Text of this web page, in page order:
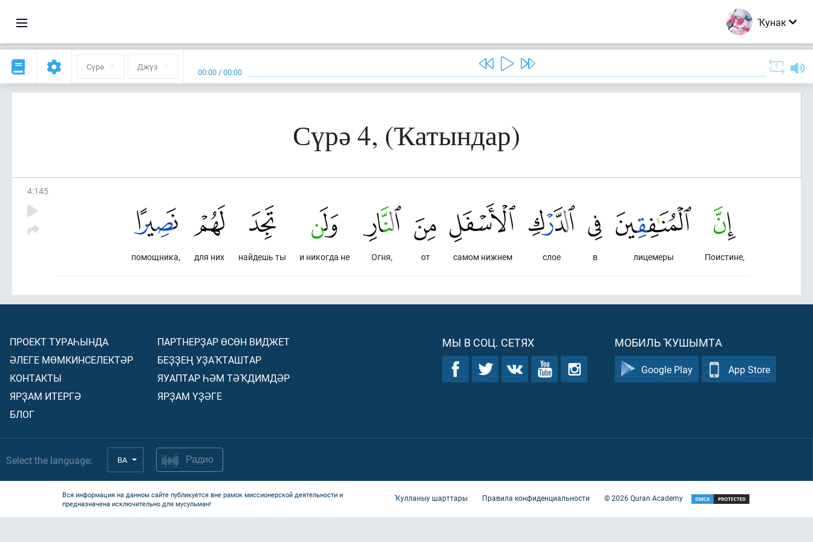
Ҡунак
Сүрә Джүз 00:00 /00:00
Сүрә 4, (Ҡатындар)
4:145
Поистине,
лицемеры
в
слое
самом нижнем
от
Огня,
и никогда не
найдешь ты
для них
помощника,
ПРОЕКТ ТУРАҺЫНДА
ӘЛЕГЕ МӨМКИНСЕЛЕКТӘР
КОНТАКТЫ
ЯРҘАМ ИТЕРГӘ
БЛОГ
ПАРТНЕРҘАР ӨСӨН ВИДЖЕТ
БЕҘҘЕҢ УҘАҠТАШТАР
ЯУАПТАР ҺӘМ ТӘҠДИМДӘР
ЯРҘАМ ҮҘӘГЕ
МЫ В СОЦ. СЕТЯХ МОБИЛЬ ҠУШЫМТА
Google Play App Store
Select the language: BA Радио
Вся информация на данном сайте публикуется вне рамок миссионерской деятельности и
предназначена исключительно для мусульман!
Ҡулланыу шарттары Правила конфиденциальности ©2026Quran Academy